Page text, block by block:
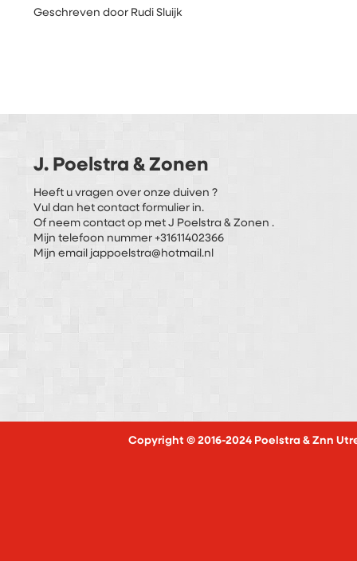
Geschreven door Rudi Sluijk
J. Poelstra & Zonen
Heeft u vragen over onze duiven ?
Vul dan het contact formulier in.
Of neem contact op met J Poelstra & Zonen .
Mijn telefoon nummer +31611402366
Mijn email jappoelstra@hotmail.nl
Copyright © 2016-2024 Poelstra & Znn